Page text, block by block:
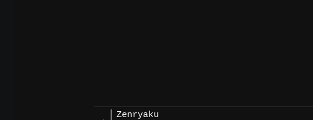
Zenryaku